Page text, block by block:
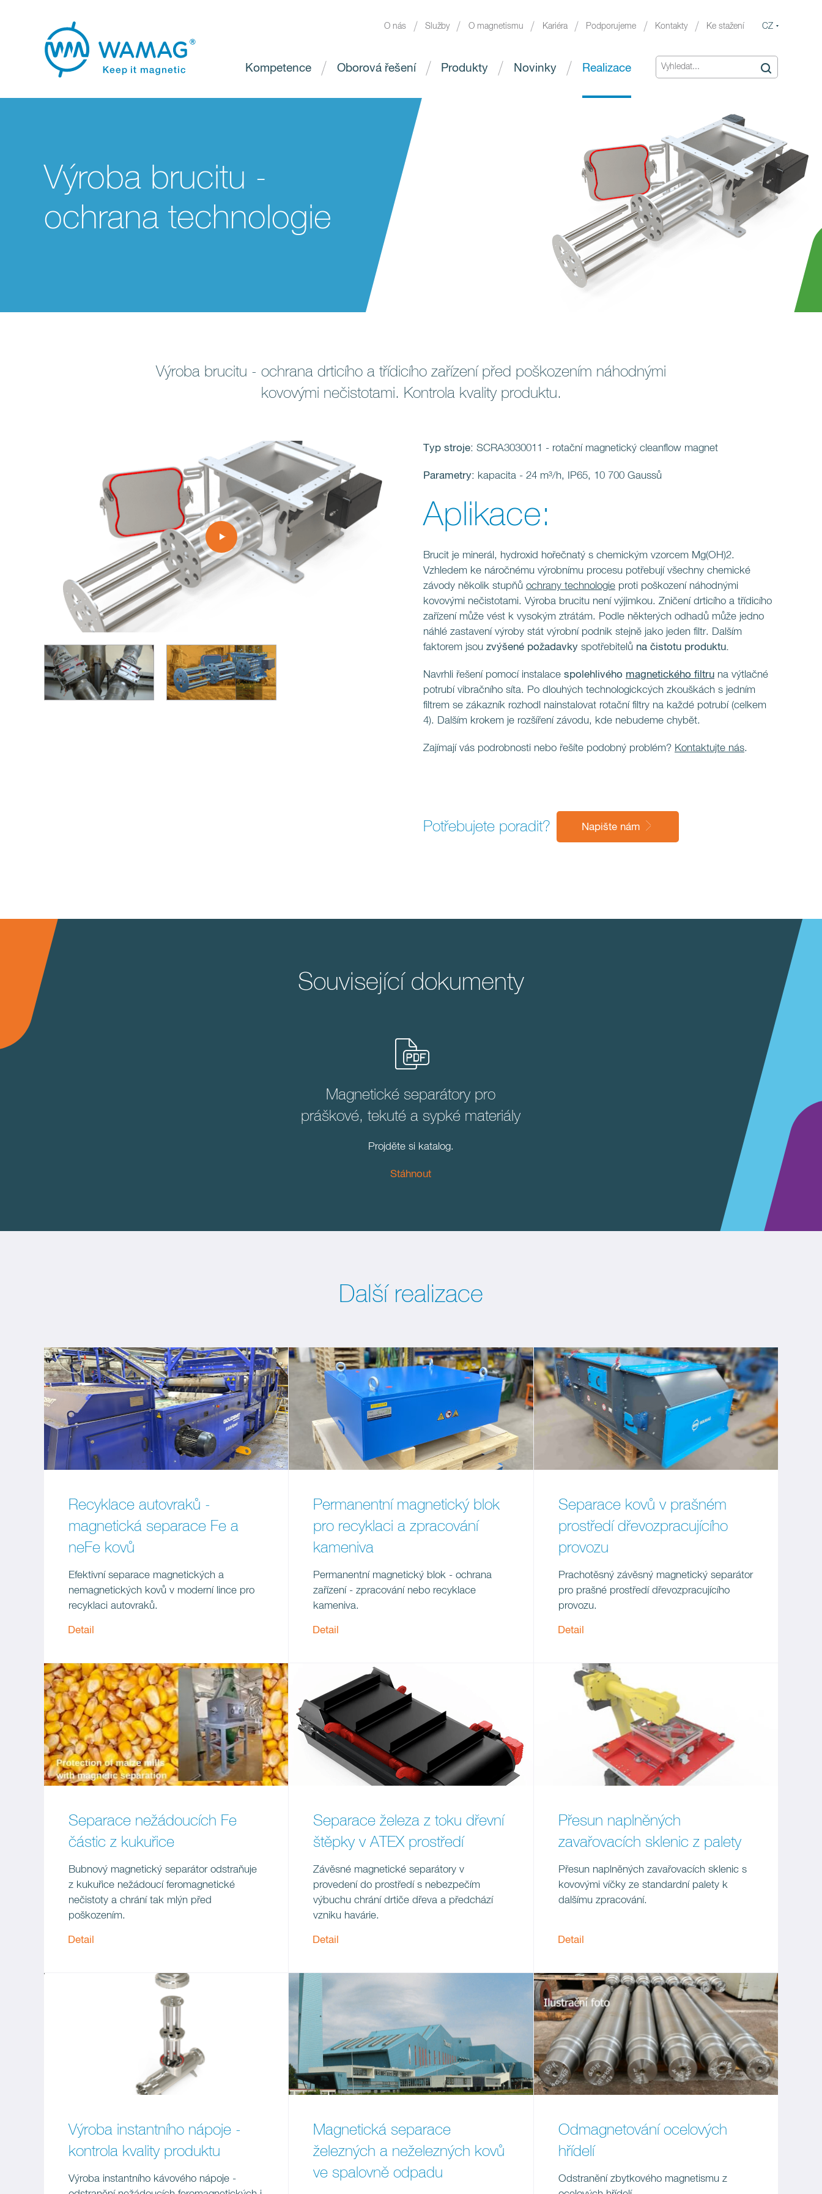
Kompetence Oborová řešení Produkty Novinky Realizace
O nás Služby O magnetismu Kariéra Podporujeme Kontakty Ke stažení CZ
Výroba brucitu -
ochrana technologie
Výroba brucitu - ochrana drticího a třídicího zařízení před poškozením náhodnými
kovovými nečistotami. Kontrola kvality produktu.
Typ stroje: SCRA3030011 - rotační magnetický cleanflow magnet
Parametry: kapacita - 24 m³/h, IP65, 10 700 Gaussů
Aplikace:
Brucit je minerál, hydroxid hořečnatý s chemickým vzorcem Mg(OH)2.
Vzhledem ke náročnému výrobnímu procesu potřebují všechny chemické
závody několik stupňů ochrany technologie proti poškození náhodnými
kovovými nečistotami. Výroba brucitu není výjimkou. Zničení drticího a třídicího
zařízení může vést k vysokým ztrátám. Podle některých odhadů může jedno
náhlé zastavení výroby stát výrobní podnik stejně jako jeden filtr. Dalším
faktorem jsou zvýšené požadavky spotřebitelů na čistotu produktu.
Navrhli řešení pomocí instalace spolehlivého magnetického filtru na výtlačné
potrubí vibračního síta. Po dlouhých technologickcých zkouškách s jedním
filtrem se zákazník rozhodl nainstalovat rotační filtry na každé potrubí (celkem
4). Dalším krokem je rozšíření závodu, kde nebudeme chybět.
Zajímají vás podrobnosti nebo řešíte podobný problém? Kontaktujte nás.
Potřebujete poradit? Napište nám
Související dokumenty
Magnetické separátory pro
práškové, tekuté a sypké materiály
Projděte si katalog.
Stáhnout
Další realizace
Recyklace autovraků -
magnetická separace Fe a
neFe kovů
Efektivní separace magnetických a
nemagnetických kovů v moderní lince pro
recyklaci autovraků.
Detail
Permanentní magnetický blok
pro recyklaci a zpracování
kameniva
Permanentní magnetický blok - ochrana
zařízení - zpracování nebo recyklace
kameniva.
Detail
Separace kovů v prašném
prostředí dřevozpracujícího
provozu
Prachotěsný závěsný magnetický separátor
pro prašné prostředí dřevozpracujícího
provozu.
Detail
Separace nežádoucích Fe
částic z kukuřice
Bubnový magnetický separátor odstraňuje
z kukuřice nežádoucí feromagnetické
nečistoty a chrání tak mlýn před
poškozením.
Detail
Separace železa z toku dřevní
štěpky v ATEX prostředí
Závěsné magnetické separátory v
provedení do prostředí s nebezpečím
výbuchu chrání drtiče dřeva a předchází
vzniku havárie.
Detail
Přesun naplněných
zavařovacích sklenic z palety
Přesun naplněných zavařovacích sklenic s
kovovými víčky ze standardní palety k
dalšímu zpracování.
Detail
Výroba instantního nápoje -
kontrola kvality produktu
Výroba instantního kávového nápoje -
Magnetická separace
železných a neželezných kovů
ve spalovně odpadu
Odmagnetování ocelových
hřídelí
Odstranění zbytkového magnetismu z